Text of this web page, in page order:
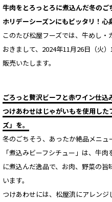
牛肉をとろっとろに煮込んだ冬のご
ホリデーシーズンにもピッタリ！
このたび松屋フーズでは、牛めし
おきまして、2024年11月26日（火
販売いたします。
ごろっと贅沢ビーフと赤ワイン仕
つけあわせはじゃがいもを使用し
ズ」を。
冬のごちそう、あったか絶品メニュ
「煮込みビーフシチュー」は、牛
に煮込んだ逸品で、お肉、野菜の
います。
つけあわせには、松屋流にアレンジ